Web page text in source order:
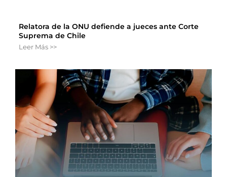
Relatora de la ONU defiende a jueces ante Corte
Suprema de Chile
Leer Más >>